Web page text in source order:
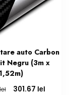
auto Carbon
Negru (3m x
Prețul
301.67 leiPrețul